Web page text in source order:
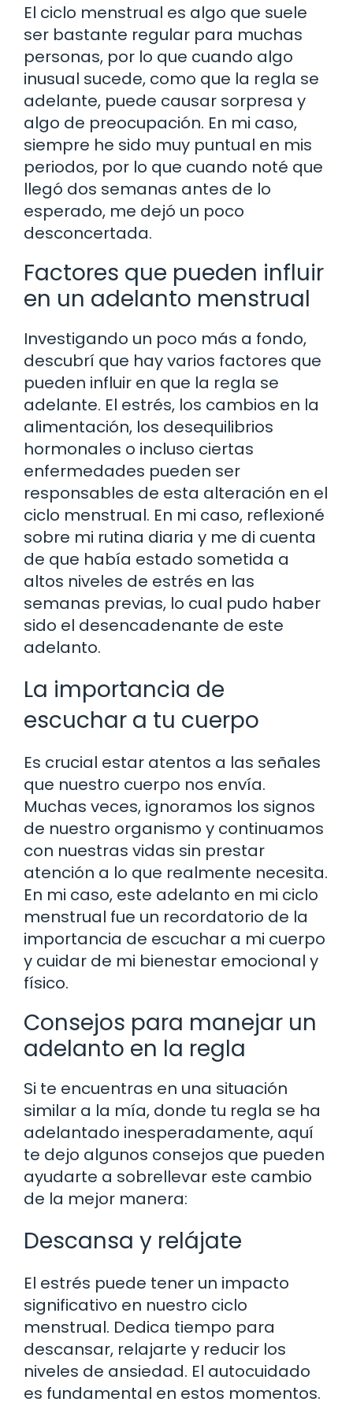
El ciclo menstrual es algo que suele
ser bastante regular para muchas
personas, por lo que cuando algo
inusual sucede, como que la regla se
adelante, puede causar sorpresa y
algo de preocupación. En mi caso,
siempre he sido muy puntual en mis
periodos, por lo que cuando noté que
llegó dos semanas antes de lo
esperado, me dejó un poco
desconcertada.
Factores que pueden influir
en un adelanto menstrual
Investigando un poco más a fondo,
descubrí que hay varios factores que
pueden influir en que la regla se
adelante. El estrés, los cambios en la
alimentación, los desequilibrios
hormonales o incluso ciertas
enfermedades pueden ser
responsables de esta alteración en el
ciclo menstrual. En mi caso, reflexioné
sobre mi rutina diaria y me di cuenta
de que había estado sometida a
altos niveles de estrés en las
semanas previas, lo cual pudo haber
sido el desencadenante de este
adelanto.
La importancia de
escuchar a tu cuerpo
Es crucial estar atentos a las señales
que nuestro cuerpo nos envía.
Muchas veces, ignoramos los signos
de nuestro organismo y continuamos
con nuestras vidas sin prestar
atención a lo que realmente necesita.
En mi caso, este adelanto en mi ciclo
menstrual fue un recordatorio de la
importancia de escuchar a mi cuerpo
y cuidar de mi bienestar emocional y
físico.
Consejos para manejar un
adelanto en la regla
Si te encuentras en una situación
similar a la mía, donde tu regla se ha
adelantado inesperadamente, aquí
te dejo algunos consejos que pueden
ayudarte a sobrellevar este cambio
de la mejor manera:
Descansa y relájate
El estrés puede tener un impacto
significativo en nuestro ciclo
menstrual. Dedica tiempo para
descansar, relajarte y reducir los
niveles de ansiedad. El autocuidado
es fundamental en estos momentos.